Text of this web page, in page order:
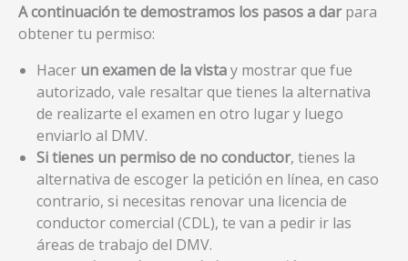
A continuación te demostramos los pasos a darpara
obtener tu permiso:
Hacer un examen de la vistay mostrar que fue
autorizado, vale resaltar que tienes la alternativa
de realizarte el examen en otro lugar y luego
enviarlo al DMV.
Si tienes un permiso de no conductor, tienes la
alternativa de escoger la petición en línea, en caso
contrario, si necesitas renovar una licencia de
conductor comercial (CDL), te van a pedir ir las
áreas de trabajo del DMV.